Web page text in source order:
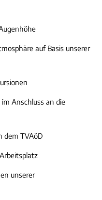
auf Basis unserer
Anschluss an die
dem TVAöD
unserer